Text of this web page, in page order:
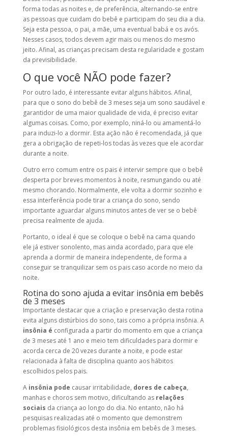
forma todas as noites e, de preferência, alternando-se entre
as pessoas que cuidam do bebê e participam do seu dia a dia.
Seja esta pessoa, o pai, a mãe, uma eventual babá e os avós.
Nesses casos, todos devem agir mais ou menos do mesmo
jeito. Afinal, as crianças precisam desta regularidade e gostam
da previsibilidade.
O que você NÃO pode fazer?
Por outro lado, é interessante evitar alguns hábitos. Afinal,
para que o sono do bebê de 3 meses seja um sono saudável e
garantidor de uma maior qualidade de vida, é preciso evitar
algumas coisas. Como, por exemplo, niná-lo ou amamentá-lo
para induzi-lo a dormir. Esta ação não é recomendada, já que
gera a obrigação de repeti-los todas às vezes que ele acordar
durante a noite.
Outro erro comum entre os pais é intervir sempre que o bebê
desperta por breves momentos à noite, resmungando ou até
mesmo chorando. Normalmente, ele volta a dormir sozinho e
essa interferência pode tirar a criança do sono, sendo
importante aguardar alguns minutos antes de ver se o bebê
precisa realmente de ajuda.
Portanto, o ideal é que se coloque o bebê na cama quando
ele já estiver sonolento, mas ainda acordado, para que ele
aprenda a dormir de maneira independente, de forma a
conseguir se tranquilizar sem os pais caso acorde no meio da
noite.
Rotina do sono ajuda a evitar insônia em bebês
de 3 meses
Importante destacar que a criação e preservação desta rotina
evita alguns distúrbios do sono, tais como a própria insônia. A
insônia é configurada a partir do momento em que a criança
de 3 meses até 1 ano e meio tem dificuldades para dormir e
acorda cerca de 20 vezes durante a noite, e pode estar
relacionada à falta de disciplina quanto aos hábitos
escolhidos pelos pais.
A insônia pode causar irritabilidade, dores de cabeça,
manhas e choros sem motivo, dificultando as relações
sociais da criança ao longo do dia. No entanto, não há
pesquisas realizadas até o momento que demonstrem
problemas fisiológicos desta insônia em bebês de 3 meses.